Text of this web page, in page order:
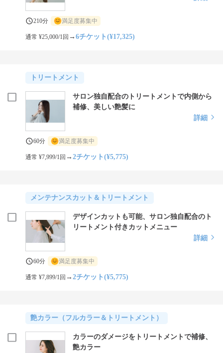
210分 満足度募集中
通常 ¥25,000/1回 →6チケット(¥17,325)
トリートメント
サロン独自配合のトリートメントで内側から
補修、美しい艶髪に
詳細
60分 満足度募集中
通常 ¥7,999/1回 →2チケット(¥5,775)
メンテナンスカット＆トリートメント
デザインカットも可能、サロン独自配合のト
リートメント付きカットメニュー
詳細
60分 満足度募集中
通常 ¥7,899/1回 →2チケット(¥5,775)
艶カラー（フルカラー＆トリートメント）
カラーのダメージをトリートメントで補修、
艶カラー